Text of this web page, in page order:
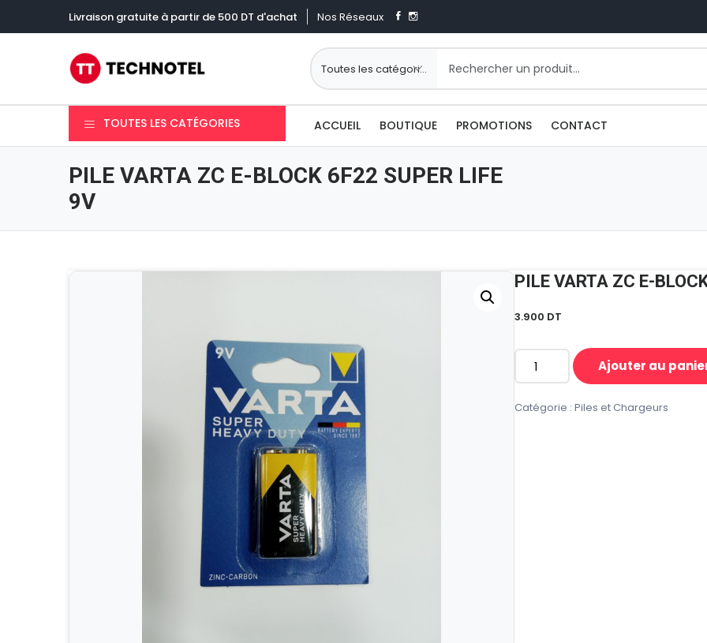
Livraison gratuite à partir de 500 DT d'achat Nos Réseaux
TOUTES LES CATÉGORIES ACCUEIL BOUTIQUE PROMOTIONS CONTACT
PILE VARTA ZC E-BLOCK 6F22 SUPER LIFE
9V
PILE VARTA ZC E-
3.900 DT
quantité
PILE
Ajouter au
Catégorie : Piles et Chargeurs